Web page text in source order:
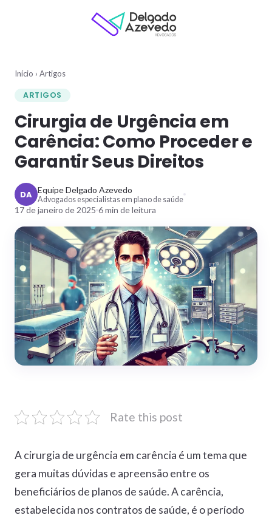
Início › Artigos
ARTIGOS
Cirurgia de Urgência em
Carência: Como Proceder e
Garantir Seus Direitos
DA Equipe Delgado Azevedo
Advogados especialistas em plano de saúde
17 de janeiro de 2025 6min de leitura
Rate this post
A cirurgia de urgência em carência é um tema que
gera muitas dúvidas e apreensão entre os
beneficiários de planos de saúde. A carência,
estabelecida nos contratos de saúde, é o período